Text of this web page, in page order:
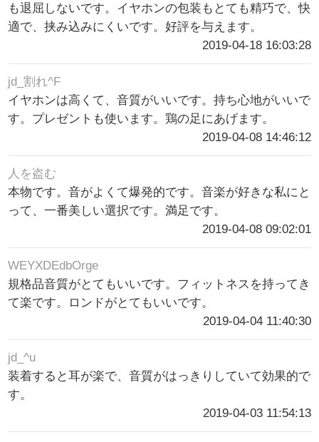
も退屈しないです。イヤホンの包装もとても精巧で、快
適で、挟み込みにくいです。好評を与えます。
2019-04-18 16:03:28
jd_割れ^F
イヤホンは高くて、音質がいいです。持ち心地がいいで
す。プレゼントも使います。鶏の足にあげます。
2019-04-08 14:46:12
人を盗む
本物です。音がよくて爆発的です。音楽が好きな私にと
って、一番美しい選択です。満足です。
2019-04-08 09:02:01
WEYXDEdbOrge
規格品音質がとてもいいです。フィットネスを持ってき
て楽です。ロンドがとてもいいです。
2019-04-04 11:40:30
jd_^u
装着すると耳が楽で、音質がはっきりしていて効果的で
す。
2019-04-03 11:54:13